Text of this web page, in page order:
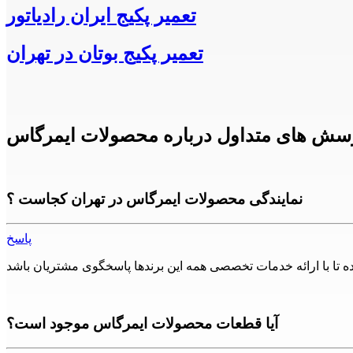
تعمیر پکیج ایران رادیاتور
تعمیر پکیج بوتان در تهران
های متداول درباره محصولات ایمرگاس
نمایندگی محصولات ایمرگاس در تهران کجاست ؟
پاسخ
آیا قطعات محصولات ایمرگاس موجود است؟